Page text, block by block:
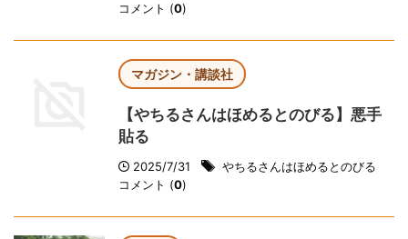
コメント (0)
マガジン・講談社
【やちるさんはほめるとのびる】悪手
貼る
2025/7/31
やちるさんはほめるとのびる
コメント (0)